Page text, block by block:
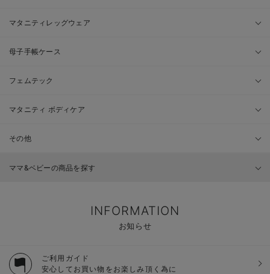
マタニティレッグウェア
母子手帳ケース
フェムテック
マタニティ ボディケア
その他
ママ&ベビーの商品を探す
INFORMATION
お知らせ
ご利用ガイド
安心してお買い物をお楽しみ頂く為に